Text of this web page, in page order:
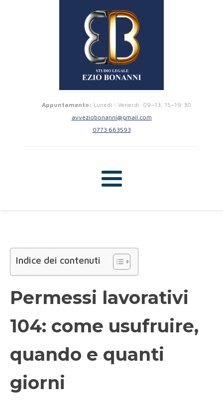
Appuntamento: Lunedi - Venerdi: 09–13, 15–19:30
avveziobonanni@gmail.com
0773 663593
Indice dei contenuti
Permessi lavorativi
104: come usufruire,
quando e quanti
giorni